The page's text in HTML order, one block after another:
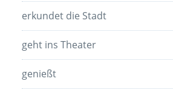
erkundet die Stadt
geht ins Theater
genießt